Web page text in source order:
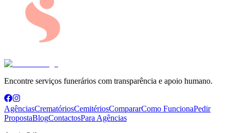
Encontre serviços funerários com transparência e apoio humano.
AgênciasCrematóriosCemitériosCompararComo FuncionaPedir
PropostaBlogContactosPara Agências